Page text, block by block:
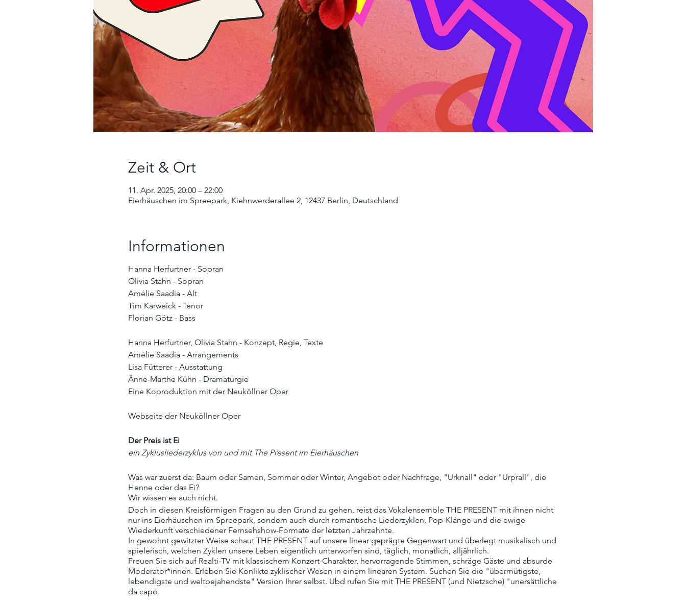
Zeit & Ort
11. Apr. 2025, 20:00 – 22:00
Eierhäuschen im Spreepark, Kiehnwerderallee 2, 12437 Berlin, Deutschland
Informationen
Hanna Herfurtner - Sopran
Olivia Stahn - Sopran
Amélie Saadia - Alt
Tim Karweick - Tenor
Florian Götz - Bass
Hanna Herfurtner, Olivia Stahn - Konzept, Regie, Texte
Amélie Saadia - Arrangements
Lisa Fütterer - Ausstattung
Änne-Marthe Kühn - Dramaturgie
Eine Koproduktion mit der Neuköllner Oper
Webseite der Neuköllner Oper
Der Preis ist Ei
ein Zyklusliederzyklus von und mit The Present im Eierhäuschen
Was war zuerst da: Baum oder Samen, Sommer oder Winter, Angebot oder Nachfrage, "Urknall" oder "Urprall", die
Henne oder das Ei?
Wir wissen es auch nicht.
Doch in diesen Kreisförmigen Fragen au den Grund zu gehen, reist das Vokalensemble THE PRESENT mit ihnen nicht
nur ins Eierhäuschen im Spreepark, sondern auch durch romantische Liederzyklen, Pop-Klänge und die ewige
Wiederkunft verschiedener Fernsehshow-Formate der letzten Jahrzehnte.
In gewohnt gewitzter Weise schaut THE PRESENT auf unsere linear geprägte Gegenwart und überlegt musikalisch und
spielerisch, welchen Zyklen unsere Leben eigentlich unterworfen sind, täglich, monatlich, alljährlich.
Freuen Sie sich auf Realti-TV mit klassischem Konzert-Charakter, hervorragende Stimmen, schräge Gäste und absurde
Moderator*innen. Erleben Sie Konlikte zyklischer Wesen in einem linearen System. Suchen Sie die "übermütigste,
lebendigste und weltbejahendste" Version Ihrer selbst. Ubd rufen Sie mit THE PRESENT (und Nietzsche) "unersättliche
da capo.